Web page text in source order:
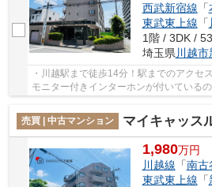
西武新宿線 「
東武東上線 「
1階 / 3DK /
埼玉県 川越市
・川越駅まで徒歩14分！駅までのアクセ
モニター付きインターホンが付いている
圏内に買い物施設多数！急な買い出しや
売買 | 中古マンション
マイキャッス
1,980万円
川越線 「南古
東武東上線 「